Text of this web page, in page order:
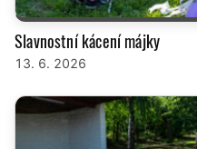
Slavnostní kácení májky
13. 6. 2026